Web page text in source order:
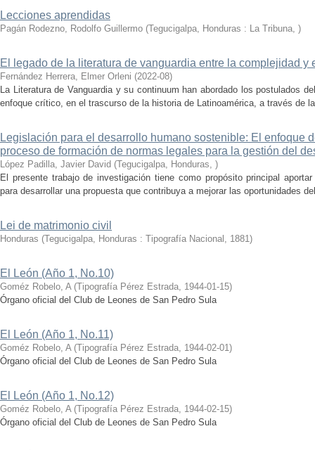
Lecciones aprendidas
Pagán Rodezno, Rodolfo Guillermo (Tegucigalpa, Honduras : La Tribuna, )
El legado de la literatura de vanguardia entre la complejidad y
Fernández Herrera, Elmer Orleni (2022-08)
La Literatura de Vanguardia y su continuum han abordado los postulados
enfoque crítico, en el trascurso de la historia de Latinoamérica, a través de
Legislación para el desarrollo humano sostenible: El enfoque
proceso de formación de normas legales para la gestión del
López Padilla, Javier David (Tegucigalpa, Honduras, )
El presente trabajo de investigación tiene como propósito principal
para desarrollar una propuesta que contribuya a mejorar las oportunidades
Lei de matrimonio civil
Honduras (Tegucigalpa, Honduras : Tipografía Nacional , 1881)
El León (Año 1, No.10)
Goméz Robelo, A (Tipografía Pérez Estrada, 1944-01-15)
Órgano oficial del Club de Leones de San Pedro Sula
El León (Año 1, No.11)
Goméz Robelo, A (Tipografía Pérez Estrada, 1944-02-01)
Órgano oficial del Club de Leones de San Pedro Sula
El León (Año 1, No.12)
Goméz Robelo, A (Tipografía Pérez Estrada, 1944-02-15)
Órgano oficial del Club de Leones de San Pedro Sula